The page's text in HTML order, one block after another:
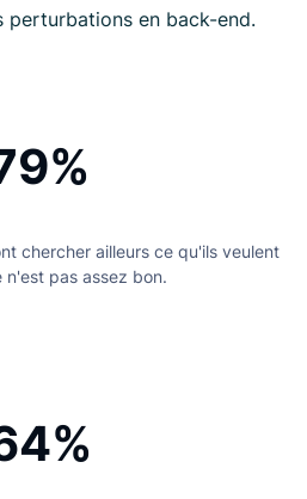
perturbations en back-end.
chercher ailleurs ce qu'ils veulent
n'est pas assez bon.